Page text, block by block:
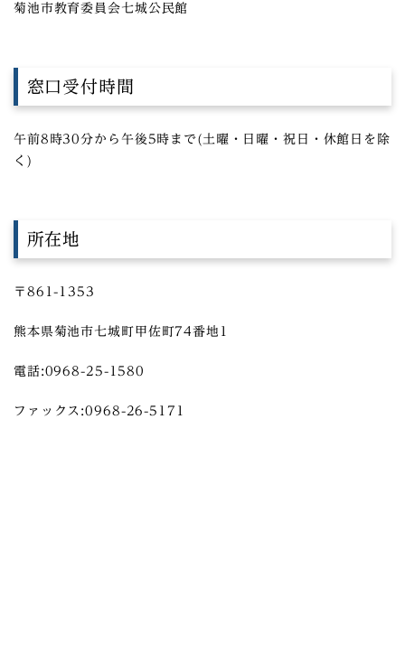
菊池市教育委員会七城公民館
窓口受付時間
午前8時30分から午後5時まで(土曜・日曜・祝日・休館日を除
く)
所在地
〒861-1353
熊本県菊池市七城町甲佐町74番地1
電話:0968-25-1580
ファックス:0968-26-5171